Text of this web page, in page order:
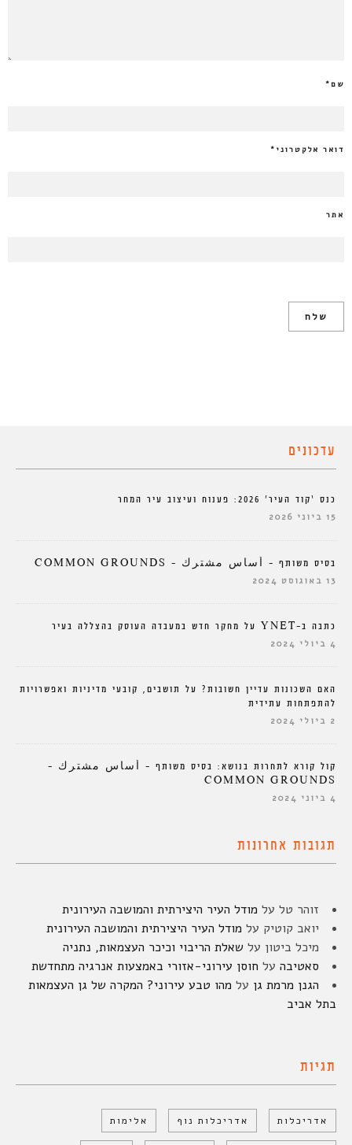
שם*
דואר אלקטרוני *
אתר
עדכונים
כנס ‘קוד העיר’ 2026: פענוח ועיצוב עיר המחר
15 ביוני 2026
בסיס משותף – أساس مشترك – COMMON GROUNDS
13 באוגוסט 2024
כתבה ב-YNET על מחקר חדש במעבדה העוסק בהצללה בעיר
4 ביולי 2024
האם השכונות עדיין חשובות? על תושבים, קובעי מדיניות ואפשרויות
להתפתחות עתידית
2 ביולי 2024
קול קורא לתחרות בנושא: בסיס משותף – أساس مشترك –
COMMON GROUNDS
4 ביוני 2024
תגובות אחרונות
זוהר טל על מודל העיר היצירתית והמושבה העירונית
יואב קוטיק על מודל העיר היצירתית והמושבה העירונית
מיכל ביטון על שאלת הריבוי וכיכר העצמאות, נתניה
סאטיבה על חוסן עירוני-אזורי באמצעות אנרגיה מתחדשת
הגנן מרמת גן על מהו טבע עירוני? המקרה של גן העצמאות
בתל אביב
תגיות
אדריכלות אדריכלות נוף אלימות